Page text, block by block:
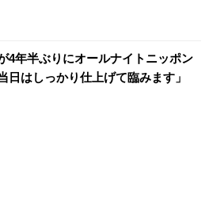
4年半ぶりにオールナイトニッポン
日はしっかり仕上げて臨みます」